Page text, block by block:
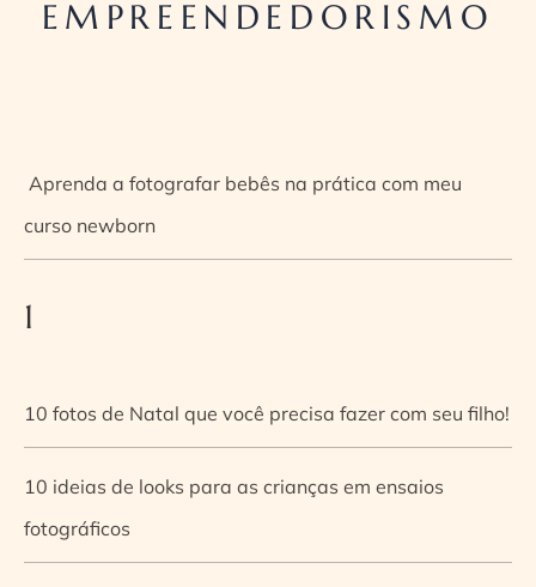
EMPREENDEDORISMO
Aprenda a fotografar bebês na prática com meu
curso newborn
1
10 fotos de Natal que você precisa fazer com seu filho!
10 ideias de looks para as crianças em ensaios
fotográficos